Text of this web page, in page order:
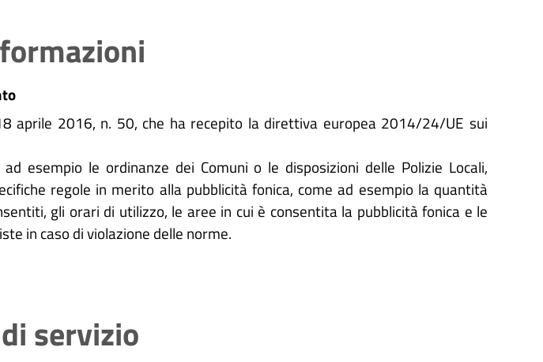
aprile 2016, n. 50, che ha recepito la direttiva europea 2014/24/UE sui
esempio le ordinanze dei Comuni o le disposizioni delle Polizie Locali,
regole in merito alla pubblicità fonica, come ad esempio la quantità
gli orari di utilizzo, le aree in cui è consentita la pubblicità fonica e le
in caso di violazione delle norme.
servizio